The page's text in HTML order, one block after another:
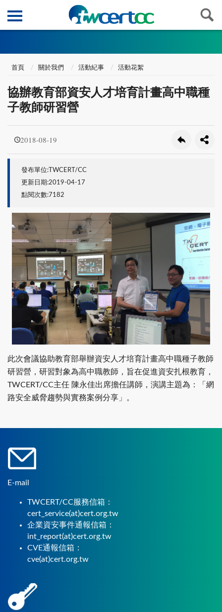
首頁 關於我們 活動紀事 活動花絮
協辦教育部資安人才培育計畫高中職種
子教師研習營
2018-08-19
發布單位:TWCERT/CC
更新日期:2019-04-17
點閱次數:7182
此次會議協助教育部舉辦資安人才培育計畫高中職種子教師
研習營，研習對象為高中職教師，旨在促進資安扎根教育，
TWCERT/CC主任 陳永佳出席擔任講師，演講主題為：「網
路安全威脅趨勢與實務案例分享」。
E-mail
TWCERT/CC服務信箱：
cert_service(at)cert.org.tw
企業資安事件通報信箱：
int_report(at)cert.org.tw
CVE通報信箱：
cve(at)cert.org.tw